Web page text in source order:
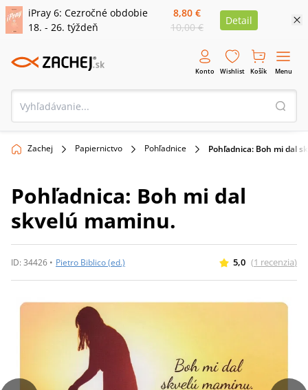
iPray 6: Cezročné obdobie
18. - 26. týždeň
8,80 €
10,00 €
Detail
Konto Wishlist Košík Menu
Zachej Papiernictvo Pohľadnice Pohľadnica: Boh mi dal
Pohľadnica: Boh mi dal
skvelú maminu.
ID: 34426 • Pietro Biblico (ed.) 5,0 (1 recenzia)